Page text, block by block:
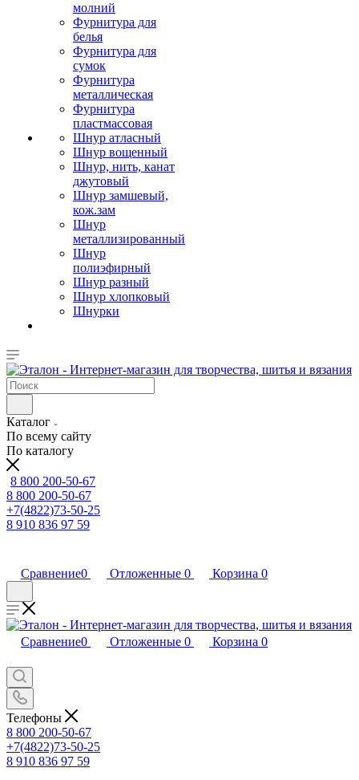
молний
Фурнитура для
белья
Фурнитура для
сумок
Фурнитура
металлическая
Фурнитура
пластмассовая
Шнур атласный
Шнур вощенный
Шнур, нить, канат
джутовый
Шнур замшевый,
кож.зам
Шнур
металлизированный
Шнур
полиэфирный
Шнур разный
Шнур хлопковый
Шнурки
Каталог
По всему сайту
По каталогу
8 800 200-50-67
8 800 200-50-67
+7(4822)73-50-25
8 910 836 97 59
Сравнение0 Отложенные 0 Корзина 0
Сравнение0 Отложенные 0 Корзина 0
Телефоны
8 800 200-50-67
+7(4822)73-50-25
8 910 836 97 59